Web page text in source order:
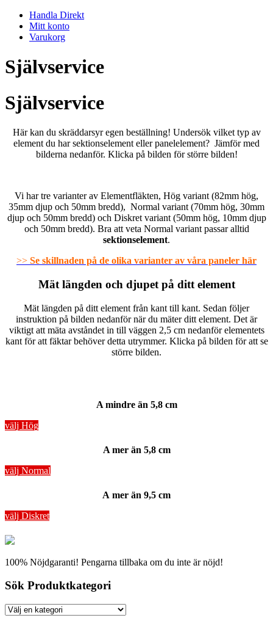
Handla Direkt
Mitt konto
Varukorg
Självservice
Självservice
Här kan du skräddarsyr egen beställning! Undersök vilket typ av
element du har sektionselement eller panelelement? Jämför med
bilderna nedanför. Klicka på bilden för större bilden!
Vi har tre varianter av Elementfläkten, Hög variant (82mm hög,
35mm djup och 50mm bredd), Normal variant (70mm hög, 30mm
djup och 50mm bredd) och Diskret variant (50mm hög, 10mm djup
och 50mm bredd). Bra att veta Normal variant passar alltid
sektionselement.
>> Se skillnaden på de olika varianter av våra paneler här
Mät längden och djupet på ditt element
Mät längden på ditt element från kant till kant. Sedan följer
instruktion på bilden nedanför när du mäter ditt element. Det är
viktigt att mäta avståndet in till väggen 2,5 cm nedanför elementets
kant för att fäktar behöver detta utrymmer. Klicka på bilden för att se
större bilden.
A mindre än 5,8 cm
välj Hög
A mer än 5,8 cm
välj Normal
A mer än 9,5 cm
välj Diskret
100% Nöjdgaranti! Pengarna tillbaka om du inte är nöjd!
Sök Produktkategori